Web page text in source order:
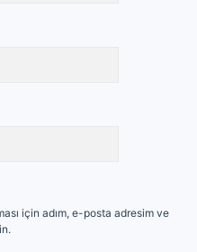
için adım, e-posta adresim ve